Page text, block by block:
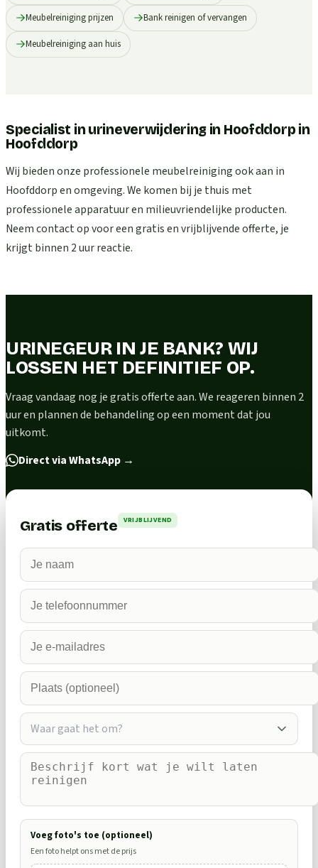
Meubelreiniging prijzen Bank reinigen of vervangen
Meubelreiniging aan huis
Specialist in urineverwijdering in Hoofddorp in
Hoofddorp
Wij bieden onze professionele meubelreiniging ook aan in
Hoofddorp en omgeving. We komen bij je thuis met
professionele apparatuur en milieuvriendelijke producten.
Neem contact op voor een gratis en vrijblijvende offerte, je
krijgt binnen 2 uur reactie.
URINEGEUR IN JE BANK? WIJ
LOSSEN HET DEFINITIEF OP.
Vraag vandaag nog je gratis offerte aan. We reageren binnen 2
uur en plannen de behandeling op een moment dat jou
uitkomt.
Direct via WhatsApp →
Gratis offerte VRIJBLIJVEND
Waar gaat het om?
Voeg foto's toe (optioneel)
Een foto helpt ons met de prijs